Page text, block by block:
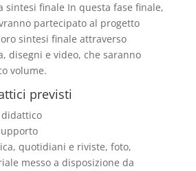
sintesi finale In questa fase finale,
partecipato al progetto
sintesi finale attraverso
disegni e video, che saranno
volume.
previsti
quotidiani e riviste, foto,
messo a disposizione da